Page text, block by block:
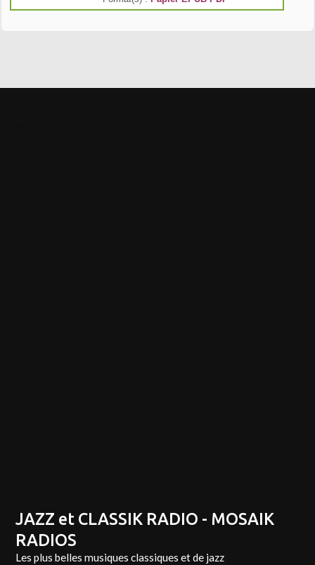
JAZZ et CLASSIK RADIO - MOSAIK
RADIOS
Les plus belles musiques classiques et de jazz